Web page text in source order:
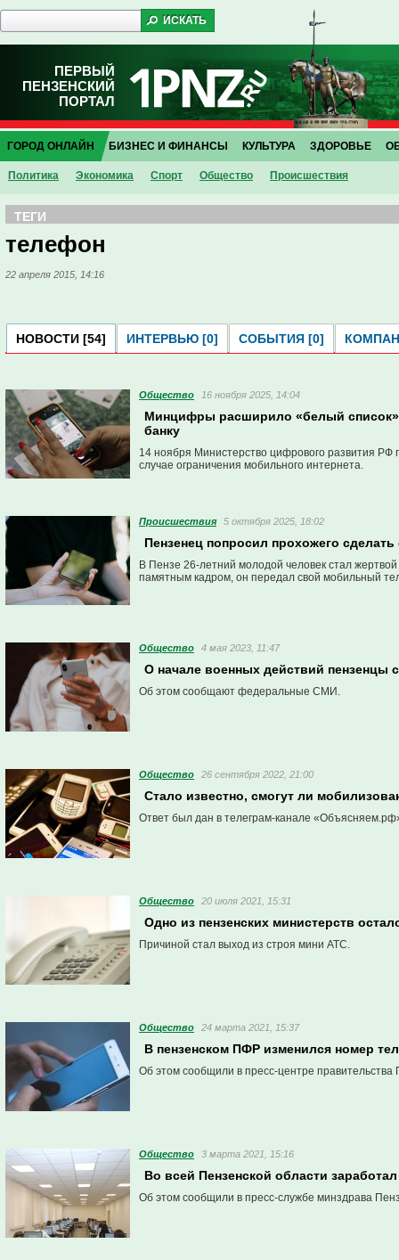
ПЕРВЫЙ
ПЕНЗЕНСКИЙ
ПОРТАЛ
ГОРОД ОНЛАЙН
Политика Экономика Спорт Общество Проиcшествия
БИЗНЕС И ФИНАНСЫ КУЛЬТУРА ЗДОРОВЬЕ
ТЕГИ
телефон
22 апреля 2015, 14:16
НОВОСТИ [54] ИНТЕРВЬЮ [0] СОБЫТИЯ [0]
Общество 16 ноября 2025, 14:04
Минцифры расширило «белый список»
банку
14 ноября Министерство цифрового развития РФ
случае ограничения мобильного интернета.
Проиcшествия 5 октября 2025, 18:02
Пензенец попросил прохожего
В Пензе 26-летний молодой человек стал
памятным кадром, он передал свой мобильный
Общество 4 мая 2023, 11:47
О начале военных действий пензенцы
Об этом сообщают федеральные СМИ.
Общество 26 сентября 2022, 21:00
Стало известно, смогут ли
Ответ был дан в телеграм-канале
Общество 20 июля 2021, 15:31
Одно из пензенских министерств
Причиной стал выход из строя мини АТС.
Общество 24 марта 2021, 15:37
В пензенском ПФР изменился номер
Об этом сообщили в пресс-центре правительства
Общество 3 марта 2021, 15:16
Во всей Пензенской области
Об этом сообщили в пресс-службе минздрава